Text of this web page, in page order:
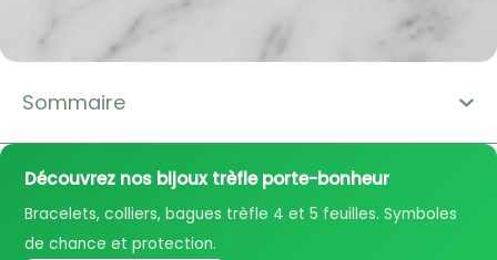
Sommaire
Découvrez nos bijoux trèfle porte-bonheur
Bracelets, colliers, bagues trèfle 4 et 5 feuilles. Symboles
de chance et protection.